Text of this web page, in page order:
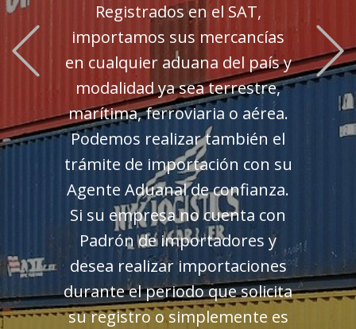
Registrados en el SAT,
importamos sus mercancías
en cualquier aduana del país y
modalidad ya sea terrestre,
marítima, ferroviaria o aérea.
Podemos realizar también el
trámite de importación con su
Agente Aduanal de confianza.
Si su empresa no cuenta con
Padrón de importadores y
desea realizar importaciones
durante el periodo que solicita
su registro o simplemente es
Previous